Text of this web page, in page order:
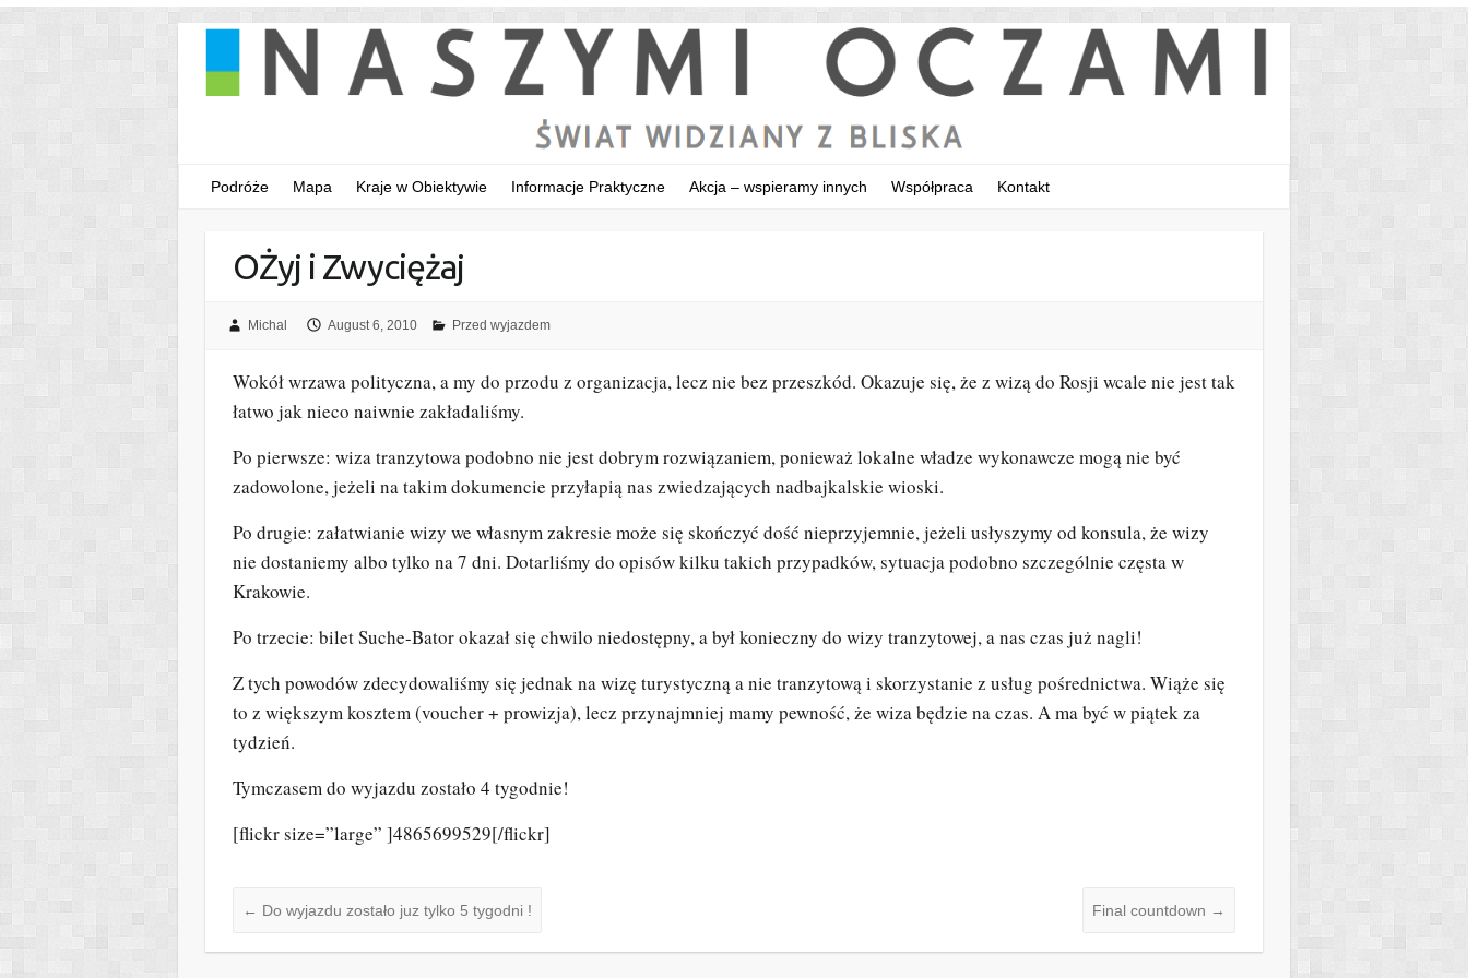
Podróże Mapa Kraje w Obiektywie Informacje Praktyczne Akcja – wspieramy innych Współpraca Kontakt
OŻyj i Zwyciężaj
Michal August 6, 2010 Przed wyjazdem
Wokół wrzawa polityczna, a my do przodu z organizacja, lecz nie bez przeszkód. Okazuje się, że z wizą do Rosji wcale nie jest tak
łatwo jak nieco naiwnie zakładaliśmy.
Po pierwsze: wiza tranzytowa podobno nie jest dobrym rozwiązaniem, ponieważ lokalne władze wykonawcze mogą nie być
zadowolone, jeżeli na takim dokumencie przyłapią nas zwiedzających nadbajkalskie wioski.
Po drugie: załatwianie wizy we własnym zakresie może się skończyć dość nieprzyjemnie, jeżeli usłyszymy od konsula, że wizy
nie dostaniemy albo tylko na 7 dni. Dotarliśmy do opisów kilku takich przypadków, sytuacja podobno szczególnie częsta w
Krakowie.
Po trzecie: bilet Suche-Bator okazał się chwilo niedostępny, a był konieczny do wizy tranzytowej, a nas czas już nagli!
Z tych powodów zdecydowaliśmy się jednak na wizę turystyczną a nie tranzytową i skorzystanie z usług pośrednictwa. Wiąże się
to z większym kosztem (voucher + prowizja), lecz przynajmniej mamy pewność, że wiza będzie na czas. A ma być w piątek za
tydzień.
Tymczasem do wyjazdu zostało 4 tygodnie!
[flickr size=”large” ]4865699529[/flickr]
← Do wyjazdu zostało juz tylko 5 tygodni ! Final countdown →